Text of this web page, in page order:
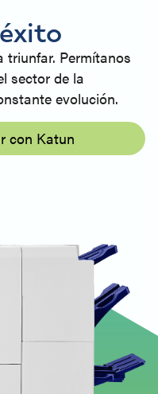
triunfar. Permítanos
sector de la
evolución.
con Katun